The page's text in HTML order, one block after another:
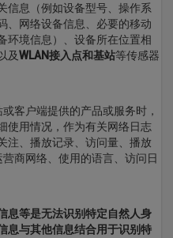
信息（例如设备型号、操作系
、网络设备信息、必要的移动
环境信息）、设备所在位置相
及WLAN接入点和基站等传感器
客户端提供的产品或服务时，
使用情况，作为有关网络日志
注、播放记录、访问量、播放
商网络、使用的语言、访问日
息等是无法识别特定自然人身
息与其他信息结合用于识别特